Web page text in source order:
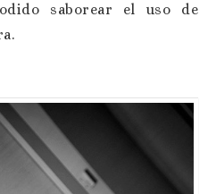
saborear el uso de